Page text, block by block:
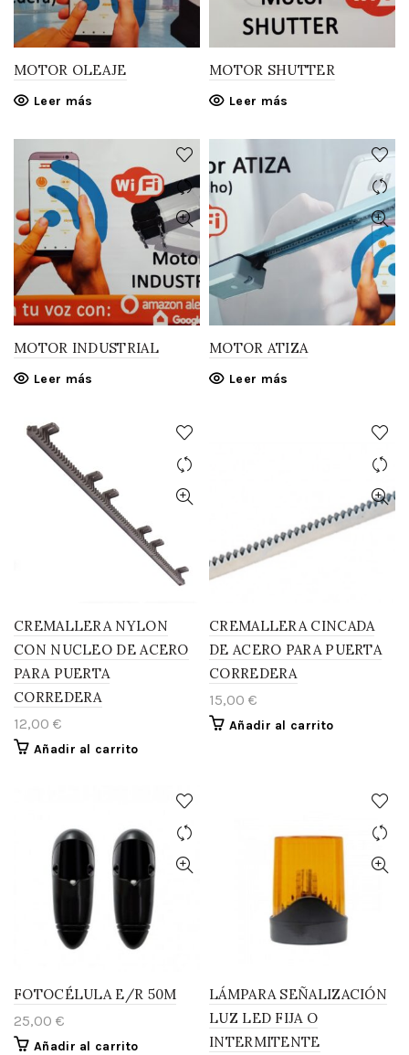
MOTOR OLEAJE
Leer más
MOTOR SHUTTER
Leer más
MOTOR INDUSTRIAL
Leer más
MOTOR ATIZA
Leer más
CREMALLERA NYLON
CON NUCLEO DE ACERO
PARA PUERTA
CORREDERA
12,00 €
Añadir al carrito
CREMALLERA CINCADA
DE ACERO PARA PUERTA
CORREDERA
15,00 €
Añadir al carrito
FOTOCÉLULA E/R 50M
25,00 €
Añadir al carrito
LÁMPARA SEÑALIZACIÓN
LUZ LED FIJA O
INTERMITENTE